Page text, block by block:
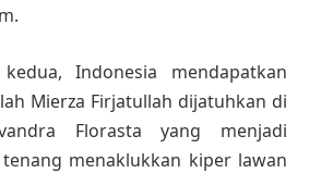
Indonesia mendapatkan
Mierza Firjatullah dijatuhkan di
Florasta yang menjadi
menaklukkan kiper lawan